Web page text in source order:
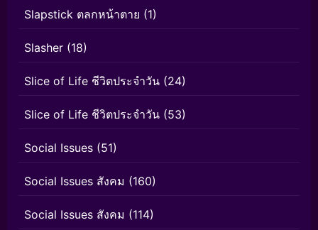
Slapstick ตลกหน้าตาย (1)
Slasher (18)
Slice of Life ชีวิตประจำวัน (24)
Slice of Life ชีวิตประจำวัน (53)
Social Issues (51)
Social Issues สังคม (160)
Social Issues สังคม (114)